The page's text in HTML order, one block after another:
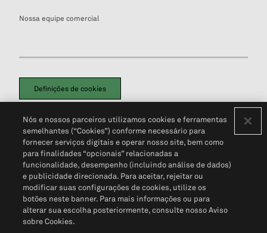
Nossa equipe comercial
Definições de cookies
Política de PrivacidadePortal de privacidade do cliente (em inglês)
Não Venda Minhas Informações Pessoais© 2026 S&P Global
Nós e nossos parceiros utilizamos cookies e ferramentas
semelhantes (“Cookies”) conforme necessário para
fornecer serviços digitais e operar nosso site, bem como
para finalidades “opcionais” relacionadas a
funcionalidade, desempenho (incluindo análise de dados)
e publicidade direcionada. Para aceitar, rejeitar ou
modificar suas configurações de cookies, utilize os
botões neste banner. Para mais informações ou para
alterar sua escolha posteriormente, consulte nosso Aviso
sobre Cookies.